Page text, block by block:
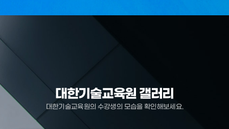
대한기술교육원 갤러리
대한기술교육원의 수강생의 모습을 확인해보세요.